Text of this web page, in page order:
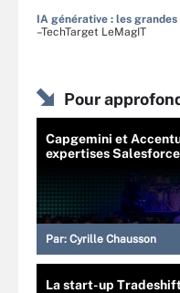
IA générative : les
–TechTarget LeMagIT
Pour
Capgemini et
expertises Salesforce
Par: Cyrille Chausson
La start-up